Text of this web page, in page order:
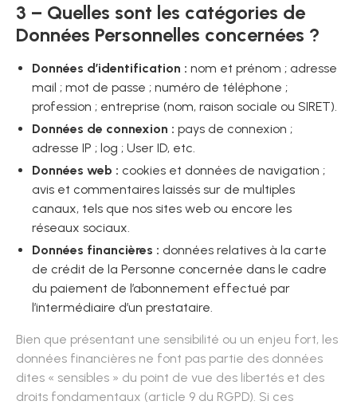
3 – Quelles sont les catégories de
Données Personnelles concernées ?
Données d’identification : nom et prénom ; adresse
mail ; mot de passe ; numéro de téléphone ;
profession ; entreprise (nom, raison sociale ou SIRET).
Données de connexion : pays de connexion ;
adresse IP ; log ; User ID, etc.
Données web : cookies et données de navigation ;
avis et commentaires laissés sur de multiples
canaux, tels que nos sites web ou encore les
réseaux sociaux.
Données financières : données relatives à la carte
de crédit de la Personne concernée dans le cadre
du paiement de l’abonnement effectué par
l’intermédiaire d’un prestataire.
Bien que présentant une sensibilité ou un enjeu fort, les
données financières ne font pas partie des données
dites « sensibles » du point de vue des libertés et des
droits fondamentaux (article 9 du RGPD). Si ces